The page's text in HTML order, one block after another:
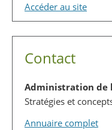
Accéder au site
Contact
Administration de
Stratégies et
Annuaire complet